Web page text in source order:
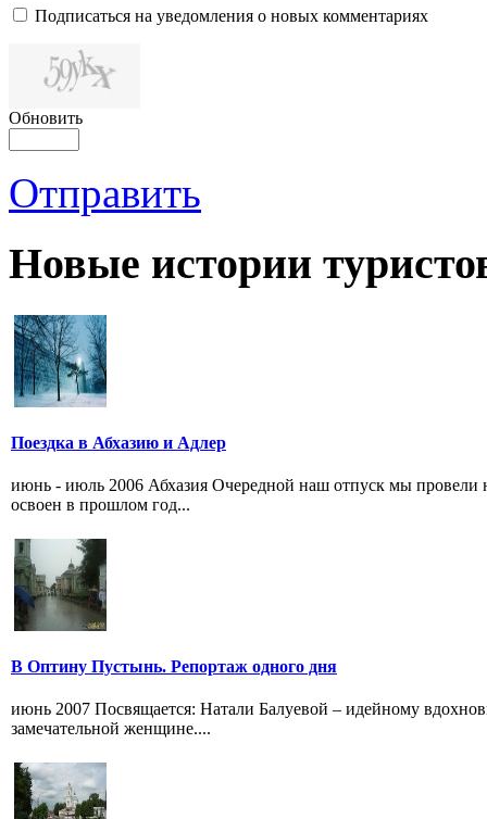
Подписаться на уведомления о новых комментариях
Обновить
Отправить
Новые истории
Поездка в Абхазию и Адлер
июнь - июль 2006 Абхазия Очередной наш отпуск мы
освоен в прошлом год...
В Оптину Пустынь. Репортаж одного дня
июнь 2007 Посвящается: Натали Балуевой – идейному
замечательной женщине....